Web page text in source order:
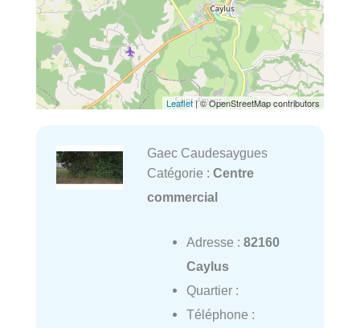
Leaflet| © OpenStreetMap contributors
Gaec Caudesaygues
Catégorie : Centre
commercial
Adresse : 82160
Caylus
Quartier :
Téléphone :